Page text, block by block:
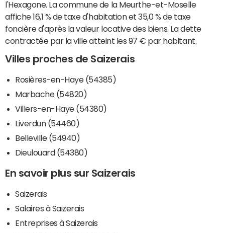
l'Hexagone. La commune de la Meurthe-et-Moselle
affiche 16,1 % de taxe d'habitation et 35,0 % de taxe
foncière d'après la valeur locative des biens. La dette
contractée par la ville atteint les 97 € par habitant.
Villes proches de Saizerais
Rosières-en-Haye (54385)
Marbache (54820)
Villers-en-Haye (54380)
Liverdun (54460)
Belleville (54940)
Dieulouard (54380)
En savoir plus sur Saizerais
Saizerais
Salaires à Saizerais
Entreprises à Saizerais